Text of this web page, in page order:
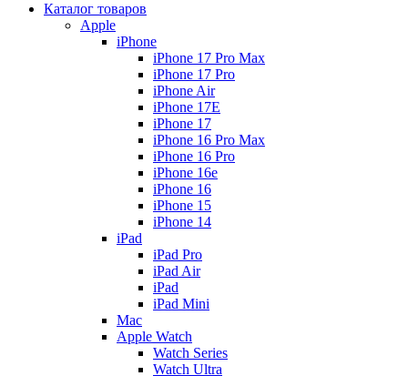
Каталог товаров
Apple
iPhone
iPhone 17 Pro Max
iPhone 17 Pro
iPhone Air
iPhone 17E
iPhone 17
iPhone 16 Pro Max
iPhone 16 Pro
iPhone 16e
iPhone 16
iPhone 15
iPhone 14
iPad
iPad Pro
iPad Air
iPad
iPad Mini
Mac
Apple Watch
Watch Series
Watch Ultra